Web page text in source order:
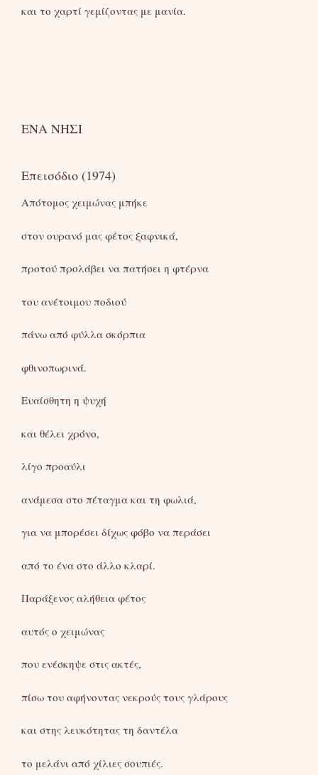
και το χαρτί γεμίζοντας με μανία.
ΕΝΑ ΝΗΣΙ
Επεισόδιο (1974)
Απότομος χειμώνας μπήκε
στον ουρανό μας φέτος ξαφνικά,
προτού προλάβει να πατήσει η φτέρνα
του ανέτοιμου ποδιού
πάνω από φύλλα σκόρπια
φθινοπωρινά.
Ευαίσθητη η ψυχή
και θέλει χρόνο,
λίγο προαύλι
ανάμεσα στο πέταγμα και τη φωλιά,
για να μπορέσει δίχως φόβο να περάσει
από το ένα στο άλλο κλαρί.
Παράξενος αλήθεια φέτος
αυτός ο χειμώνας
που ενέσκηψε στις ακτές,
πίσω του αφήνοντας νεκρούς τους γλάρους
και στης λευκότητας τη δαντέλα
το μελάνι από χίλιες σουπιές.